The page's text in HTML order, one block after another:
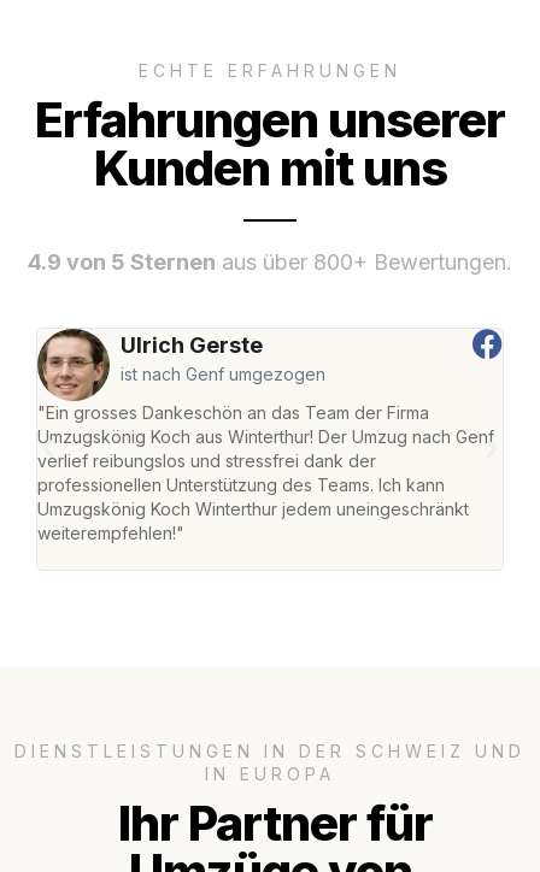
ECHTE ERFAHRUNGEN
Erfahrungen unserer
Kunden mit uns
4.9 von 5 Sternen aus über 800+ Bewertungen.
Ulrich Gerste
ist nach Genf umgezogen
"Ein grosses Dankeschön an das Team der Firma
Umzugskönig Koch aus Winterthur! Der Umzug nach Genf
verlief reibungslos und stressfrei dank der
professionellen Unterstützung des Teams. Ich kann
Umzugskönig Koch Winterthur jedem uneingeschränkt
weiterempfehlen!"
DIENSTLEISTUNGEN IN DER SCHWEIZ UND
IN EUROPA
Ihr Partner für